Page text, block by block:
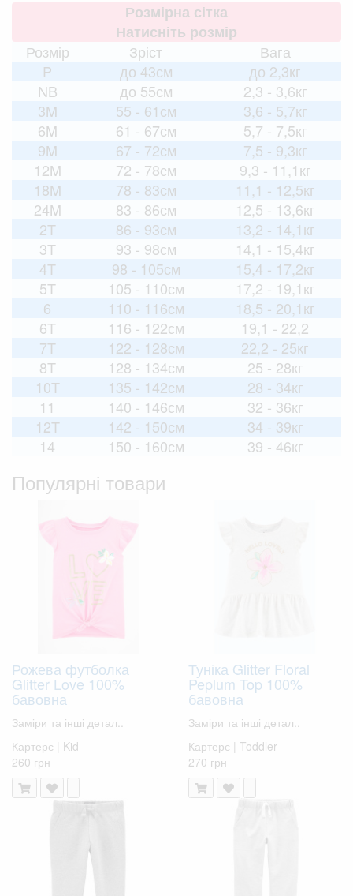
Розмірна сітка
Натисніть розмір
Розмір
Зріст
Вага
P
до 43см
до 2,3кг
NB
до 55см
2,3 - 3,6кг
3M
55 - 61см
3,6 - 5,7кг
6M
61 - 67см
5,7 - 7,5кг
9M
67 - 72см
7,5 - 9,3кг
12M
72 - 78см
9,3 - 11,1кг
18M
78 - 83см
11,1 - 12,5кг
24M
83 - 86см
12,5 - 13,6кг
2T
86 - 93см
13,2 - 14,1кг
3T
93 - 98см
14,1 - 15,4кг
4T
98 - 105см
15,4 - 17,2кг
5T
105 - 110см
17,2 - 19,1кг
6
110 - 116см
18,5 - 20,1кг
6T
116 - 122см
19,1 - 22,2
7T
122 - 128см
22,2 - 25кг
8T
128 - 134см
25 - 28кг
10T
135 - 142см
28 - 34кг
11
140 - 146см
32 - 36кг
12T
142 - 150см
34 - 39кг
14
150 - 160см 39 - 46кг
Популярні товари
Рожева футболка
Glitter Love 100%
бавовна
Заміри та інші детал..
Картерс | Kid
260 грн
Туніка Glitter Floral
Peplum Top 100%
бавовна
Заміри та інші детал..
Картерс | Toddler
270 грн